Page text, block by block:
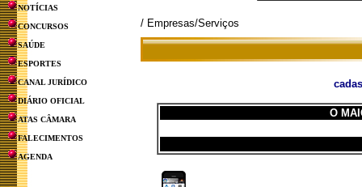
NOTÍCIAS
CONCURSOS
SAÚDE
ESPORTES
CANAL JURÍDICO
DIÁRIO OFICIAL
ATAS CÂMARA
FALECIMENTOS
AGENDA
/ Empresas/Serviços
O